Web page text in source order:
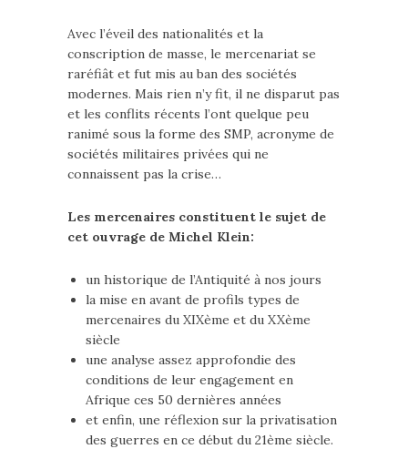
Avec l’éveil des nationalités et la
conscription de masse, le mercenariat se
raréfiât et fut mis au ban des sociétés
modernes. Mais rien n’y fit, il ne disparut pas
et les conflits récents l’ont quelque peu
ranimé sous la forme des SMP, acronyme de
sociétés militaires privées qui ne
connaissent pas la crise…
Les mercenaires constituent le sujet de
cet ouvrage de Michel Klein:
un historique de l’Antiquité à nos jours
la mise en avant de profils types de
mercenaires du XIXème et du XXème
siècle
une analyse assez approfondie des
conditions de leur engagement en
Afrique ces 50 dernières années
et enfin, une réflexion sur la privatisation
des guerres en ce début du 21ème siècle.